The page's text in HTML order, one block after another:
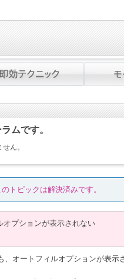
ムです。
ん。
のトピックは解決済みです。
オプションが表示されない
、オートフィルオプションが表示